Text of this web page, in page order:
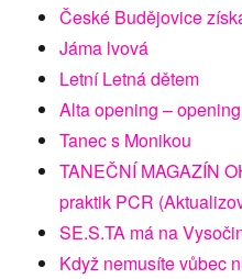
České Budějovice
Jáma lvová
Letní Letná dětem
Alta opening –
Tanec s Monikou
TANEČNÍ MAGAZÍN
praktik PCR
SE.S.TA má na
Když nemusíte vůbec